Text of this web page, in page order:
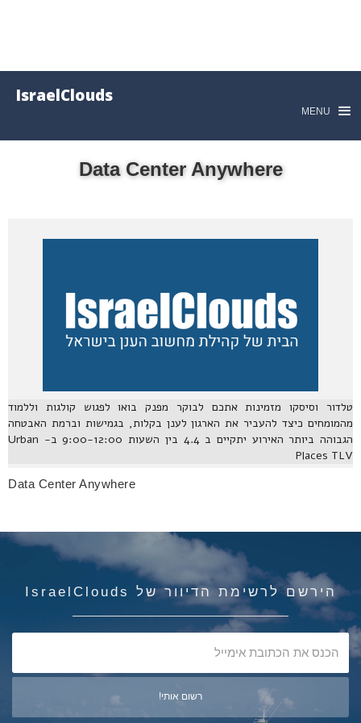
IsraelClouds
MENU
Data Center Anywhere
טלדור וסיסקו מזמינות אתכם לבוקר מפנק בואו לפגוש קולגות וללמוד
מהמומחים כיצד להעביר את הארגון לענן בקלות, בגמישות וברמת האבטחה
הגבוהה ביותר האירוע יתקיים ב 4.4 בין השעות 9:00-12:00 ב- Urban
Places TLV
Data Center Anywhere
הירשם לרשימת הדיוור של IsraelClouds